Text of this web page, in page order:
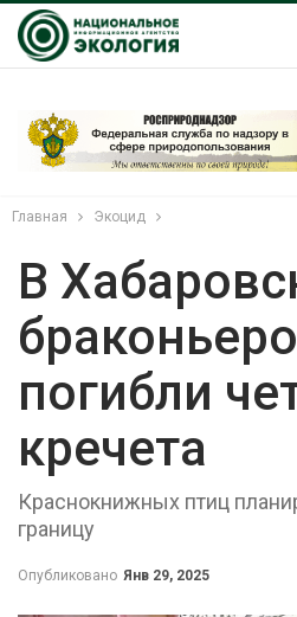
Главная Экоцид
В
погибли
кречета
Краснокнижных птиц
границу
Опубликовано Янв 29, 2025